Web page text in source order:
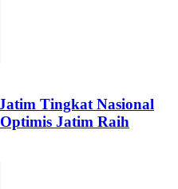
Tingkat Nasional
Jatim Raih